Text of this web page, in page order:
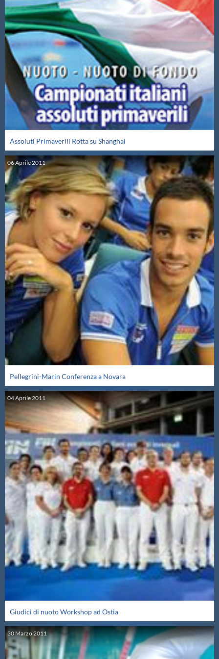
Assoluti Primaverili Rotta su Shanghai
06Aprile2011
Pellegrini-Marin Conferenza a Novara
04Aprile2011
Giudici di nuoto Workshop ad Ostia
30Marzo2011